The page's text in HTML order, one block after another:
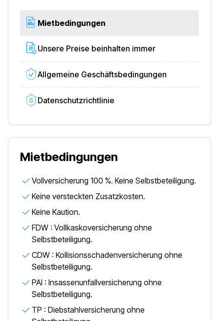
Mietbedingungen
Unsere Preise beinhalten immer
Allgemeine Geschäftsbedingungen
Datenschutzrichtlinie
Mietbedingungen
Vollversicherung 100 %. Keine Selbstbeteiligung.
Keine versteckten Zusatzkosten.
Keine Kaution.
FDW : Vollkaskoversicherung ohne
Selbstbeteiligung.
CDW : Kollisionsschadenversicherung ohne
Selbstbeteiligung.
PAI : Insassenunfallversicherung ohne
Selbstbeteiligung.
TP : Diebstahlversicherung ohne